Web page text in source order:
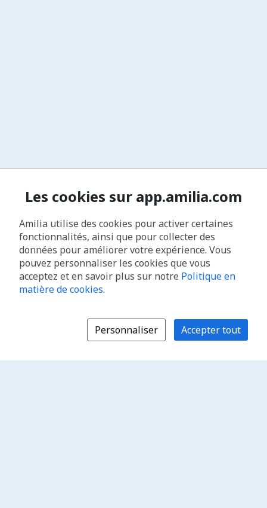
Les cookies sur app.amilia.com
Amilia utilise des cookies pour activer certaines
fonctionnalités, ainsi que pour collecter des
données pour améliorer votre expérience. Vous
pouvez personnaliser les cookies que vous
acceptez et en savoir plus sur notre Politique en
matière de cookies.
Personnaliser Accepter tout